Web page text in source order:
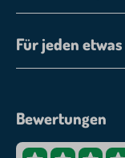
Für jeden etwas
Bewertungen